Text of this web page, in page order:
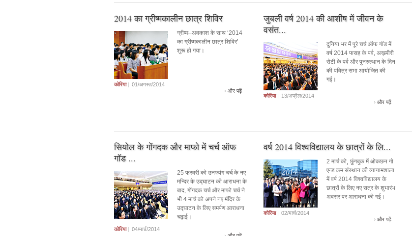
2014 का ग्रीष्मकालीन छात्र शिविर
ग्रीष्म–अवकाश के साथ ‘2014
का ग्रीष्मकालीन छात्र शिविर’
शुरू हो गया।
कोरिया | 01/अगस्त/2014
और पढ़ें
जुबली वर्ष 2014 की आशीष में जीवन के
वसंत...
दुनिया भर में पूरे चर्च ऑफ गॉड में
वर्ष 2014 फसह के पर्व, अख़मीरी
रोटी के पर्व और पुनरुत्थान के दिन
की पवित्र सभा आयोजित की
गई।
कोरिया | 13/अप्रैल/2014
और पढ़ें
सियोल के गोंगदक और माफो में चर्च ऑफ
गॉड ...
25 फरवरी को उनफ्यंग चर्च के नए
मन्दिर के उद्घाटन की आराधना के
बाद, गोंगदक चर्च और माफो चर्च ने
भी 4 मार्च को अपने नए मंदिर के
उद्घाटन के लिए समर्पण आराधना
चढ़ाई।
कोरिया | 04/मार्च/2014
वर्ष 2014 विश्वविद्यालय के छात्रों के लि...
2 मार्च को¸ छुंगबुक में ओकछन गो
एन्ड कम संस्थान की व्यायामशाला
में वर्ष 2014 विश्वविद्यालय के
छात्रों के लिए नए सत्र के शुभारंभ
अवसर पर आराधना की गई।
कोरिया | 02/मार्च/2014
और पढ़ें